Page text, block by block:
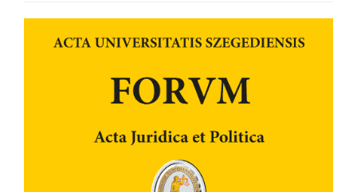
Article
Sidebar